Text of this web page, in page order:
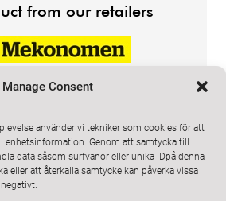
Manage Consent
använder vi tekniker som cookies för att
enhetsinformation. Genom att samtycka till
data såsom surfvanor eller unika IDpå denna
eller att återkalla samtycke kan påverka vissa
from our retailers